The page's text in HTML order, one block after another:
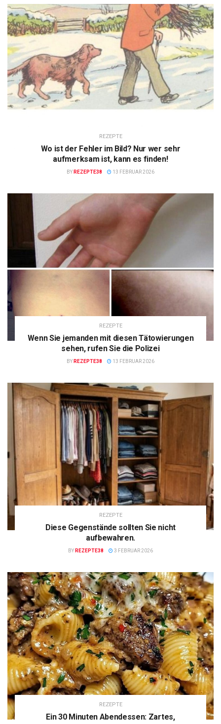
REZEPTE
Wo ist der Fehler im Bild? Nur wer sehr
aufmerksam ist, kann es finden!
BY REZEPTE38 13 FEBRUAR 2026
REZEPTE
Wenn Sie jemanden mit diesen Tätowierungen
sehen, rufen Sie die Polizei
BY REZEPTE38 13 FEBRUAR 2026
REZEPTE
Diese Gegenstände sollten Sie nicht
aufbewahren.
BY REZEPTE38 3 FEBRUAR 2026
REZEPTE
Ein 30 Minuten Abendessen: Zartes,